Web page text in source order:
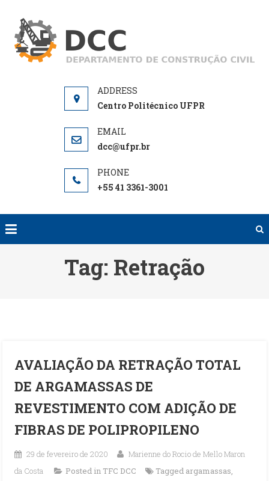
content
Centro Politécnico UFPR
dcc@ufpr.br
+55 41 3361-3001
Tag: Retração
AVALIAÇÃO DA RETRAÇÃO TOTAL
DE ARGAMASSAS DE
REVESTIMENTO COM ADIÇÃO DE
FIBRAS DE POLIPROPILENO
29 de fevereiro de 2020
Marienne do Rocio de Mello Maron
da Costa
Posted in TFC DCC Tagged argamassas,